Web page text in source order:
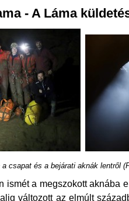
- A Láma
a csapat és a bejárati aknák lentről
ismét a megszokott aknába
változott az elmúlt